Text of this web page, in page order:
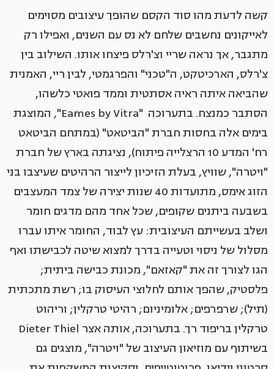
קשה לדעת מהו סוד הקסם שהופך עיצובים מסוימים
לאייקונים נחשבים שלחם לא נס עם השנים, ואפילו רק
מתגבר, אך נראה שריי וצ'רלס פיצחו אותו. השילוב בין
צ'רלס, הארכיטקט, ה"טכני" והפרגמטי, לבין ריי, האמנית
שהביאה איתה ראיה אסתטית וממד פואטי כלשהו,
הסתבר כמנצח. בתערוכה "Eames by Vitra", המוצגת
בימים אלה בחסות חברת "הביטאט" (במתחם הביטאט
רח' המדע 10 הרצלייה פיתוח), נציגתה בארץ של חברת
"ויטרה", שוויץ, בעלת הזיכיון לייצור הרהיטים שעיצבו בני
הזוג אימס, מתועדות 40 שנות יצירה של צמד המעצבים
בשבעה ביתנים שקופים, שכל אחד מהם מדגים חומר
ושלב בעשייתם העיצובית: עץ לבוד, החומר איתו עברו
מסלול של ניסוי וטעייה בדרך למצוא שיטה לכבישתו ואף
הגו לצורך זה את "קאזאם", מכונת כבישה ביתית;
פלסטיק, שהפך אותם לחלוצי העיסוק בו; רשת מתכתית
(תיל); שרפרפים; אלומיניום; רהיטי טרקלין; וריהוט
בשיתוף עם מוזיאון העיצוב של "ויטרה", מוצגים גם